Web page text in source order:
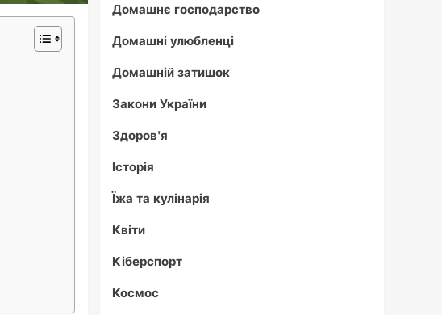
Домашнє господарство
Домашні улюбленці
Домашній затишок
Закони України
Здоров'я
Історія
Їжа та кулінарія
Квіти
Кіберспорт
Космос